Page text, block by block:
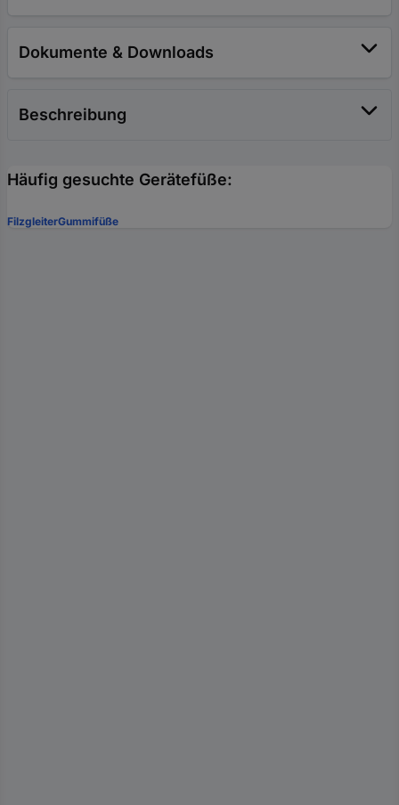
Dokumente & Downloads
Beschreibung
Häufig gesuchte Gerätefüße:
FilzgleiterGummifüße